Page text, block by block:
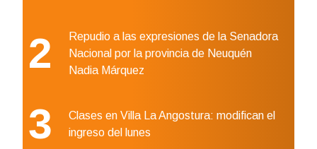
2
Repudio a las expresiones de la Senadora
Nacional por la provincia de Neuquén
Nadia Márquez
3
Clases en Villa La Angostura: modifican el
ingreso del lunes